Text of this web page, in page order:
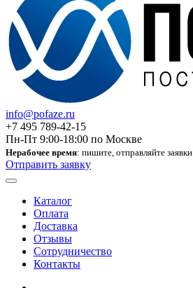
info@pofaze.ru
+7 495 789-42-15
Пн-Пт 9:00-18:00 по Москве
Нерабочее время: пишите, отправляйте заявки
Отправить заявку
Каталог
Оплата
Доставка
Отзывы
Сотрудничество
Контакты